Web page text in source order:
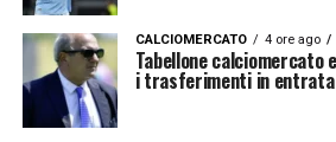
CALCIOMERCATO 4 ore ago
Tabellone calciomercato
i trasferimenti in